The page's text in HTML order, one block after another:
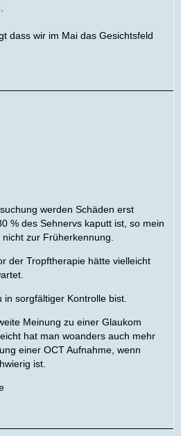
dass wir im Mai das Gesichtsfeld
werden Schäden erst
% des Sehnervs kaputt ist, so mein
zur Früherkennung.
der Tropftherapie hätte vielleicht
sorgfältiger Kontrolle bist.
Meinung zu einer Glaukom
hat man woanders auch mehr
einer OCT Aufnahme, wenn
ist.